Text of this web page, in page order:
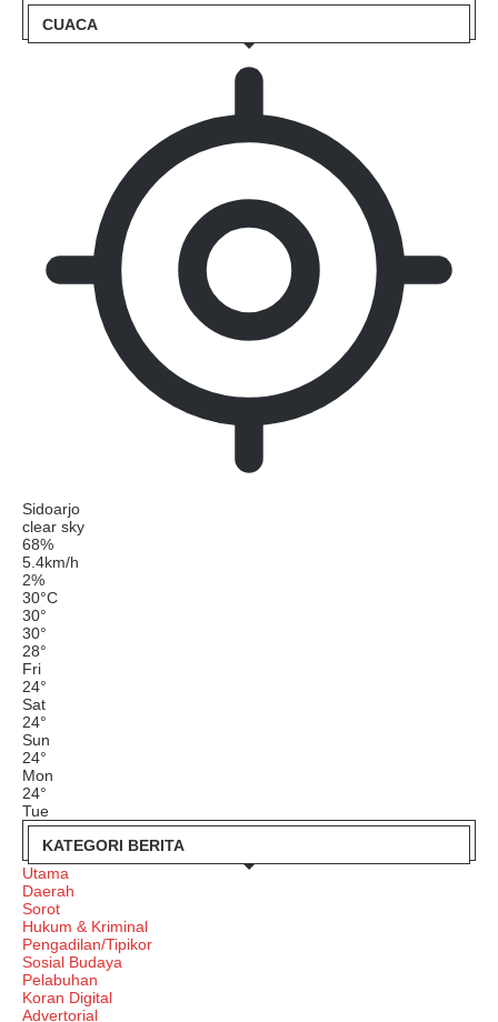
CUACA
Sidoarjo
clear sky
68%
5.4km/h
2%
30°C
30°
30°
28°
Fri
24°
Sat
24°
Sun
24°
Mon
24°
Tue
KATEGORI BERITA
Utama
Daerah
Sorot
Hukum & Kriminal
Pengadilan/Tipikor
Sosial Budaya
Pelabuhan
Koran Digital
Advertorial